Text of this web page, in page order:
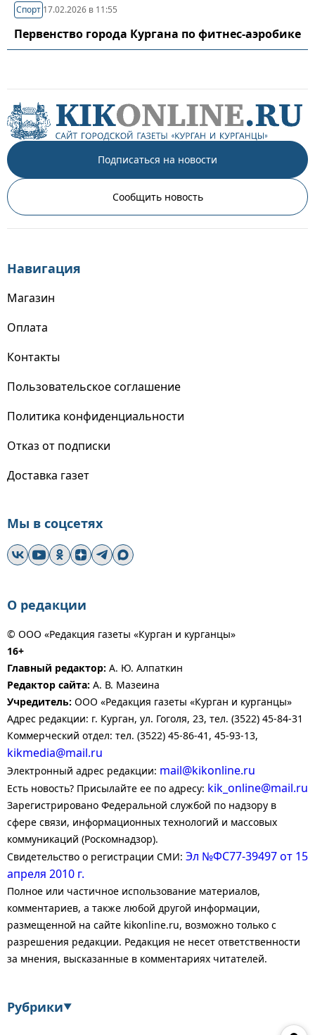
Спорт 17.02.2026 в 11:55
Первенство города Кургана по фитнес-аэробике
Подписаться на новости
Сообщить новость
Навигация
Магазин
Оплата
Контакты
Пользовательское соглашение
Политика конфиденциальности
Отказ от подписки
Доставка газет
Мы в соцсетях
О редакции
© ООО «Редакция газеты «Курган и курганцы»
16+
Главный редактор: А. Ю. Алпаткин
Редактор сайта: А. В. Мазеина
Учредитель: ООО «Редакция газеты «Курган и курганцы»
Адрес редакции: г. Курган, ул. Гоголя, 23, тел. (3522) 45-84-31
Коммерческий отдел: тел. (3522) 45-86-41, 45-93-13,
kikmedia@mail.ru
Электронный адрес редакции: mail@kikonline.ru
Есть новость? Присылайте ее по адресу: kik_online@mail.ru
Зарегистрировано Федеральной службой по надзору в
сфере связи, информационных технологий и массовых
коммуникаций (Роскомнадзор).
Свидетельство о регистрации СМИ: Эл №ФС77-39497 от 15
апреля 2010 г.
Полное или частичное использование материалов,
комментариев, а также любой другой информации,
размещенной на сайте kikonline.ru, возможно только с
разрешения редакции. Редакция не несет ответственности
за мнения, высказанные в комментариях читателей.
Рубрики▼